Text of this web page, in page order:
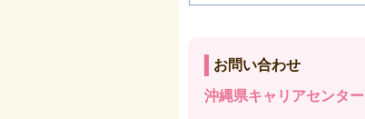
お問い合わせ
沖縄県キャリアセンター